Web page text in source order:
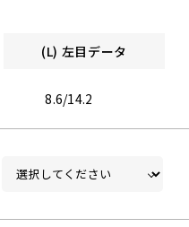
(L) 左目データ
8.6/14.2